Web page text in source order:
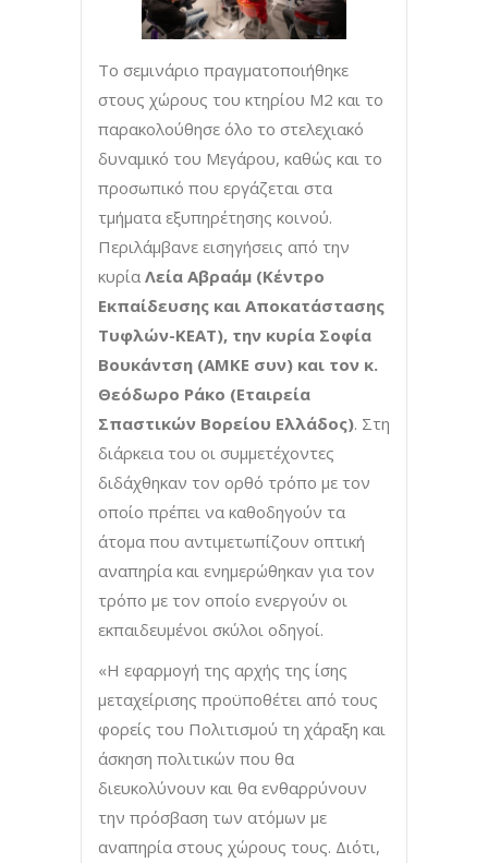
Το σεμινάριο πραγματοποιήθηκε
στους χώρους του κτηρίου Μ2 και το
παρακολούθησε όλο το στελεχιακό
δυναμικό του Μεγάρου, καθώς και το
προσωπικό που εργάζεται στα
τμήματα εξυπηρέτησης κοινού.
Περιλάμβανε εισηγήσεις από την
κυρία Λεία Αβραάμ (Κέντρο
Εκπαίδευσης και Αποκατάστασης
Τυφλών-ΚΕΑΤ), την κυρία Σοφία
Βουκάντση (ΑΜΚΕ συν) και τον κ.
Θεόδωρο Ράκο (Εταιρεία
Σπαστικών Βορείου Ελλάδος). Στη
διάρκεια του οι συμμετέχοντες
διδάχθηκαν τον ορθό τρόπο με τον
οποίο πρέπει να καθοδηγούν τα
άτομα που αντιμετωπίζουν οπτική
αναπηρία και ενημερώθηκαν για τον
τρόπο με τον οποίο ενεργούν οι
εκπαιδευμένοι σκύλοι οδηγοί.
«Η εφαρμογή της αρχής της ίσης
μεταχείρισης προϋποθέτει από τους
φορείς του Πολιτισμού τη χάραξη και
άσκηση πολιτικών που θα
διευκολύνουν και θα ενθαρρύνουν
την πρόσβαση των ατόμων με
αναπηρία στους χώρους τους. Διότι,